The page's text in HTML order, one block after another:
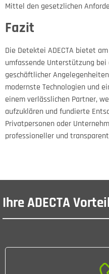
Mittel den gesetzlichen
Fazit
Die Detektei ADECTA bietet
umfassende Unterstützung
geschäftlicher
modernste Technologien und
einem verlässlichen Partner,
aufzuklären und fundierte
Privatpersonen oder
professioneller und
Ihre ADECTA